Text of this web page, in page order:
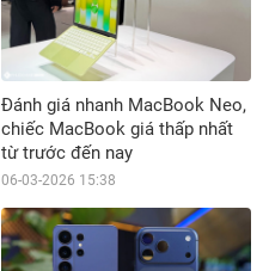
Đánh giá nhanh MacBook Neo,
chiếc MacBook giá thấp nhất
từ trước đến nay
06-03-2026 15:38